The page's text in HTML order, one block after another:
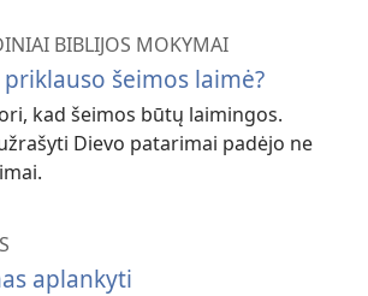
BIBLIJOS MOKYMAI
šeimos laimė?
kad šeimos būtų laimingos.
Dievo patarimai padėjo ne
aplankyti